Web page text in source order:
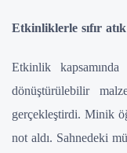
Etkinliklerle sıfır
Etkinlik
dönüştürülebilir
gerçekleştirdi. Minik
not aldı. Sahnedeki